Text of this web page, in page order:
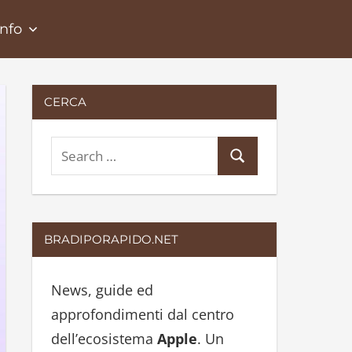
CERCA
e
a
r
c
f
o
r
e
c
BRADIPORAPIDO.NET
News, guide ed
approfondimenti dal centro
dell’ecosistema Apple. Un